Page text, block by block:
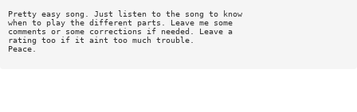
Pretty easy song. Just listen to the song to know
when to play the different parts. Leave me some
comments or some corrections if needed. Leave a
rating too if it aint too much trouble.
Peace.